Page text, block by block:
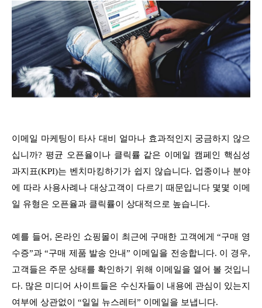
이메일 마케팅이 타사 대비 얼마나 효과적인지 궁금하지 않으
십니까? 평균 오픈율이나 클릭률 같은 이메일 캠페인 핵심성
과지표(KPI)는 벤치마킹하기가 쉽지 않습니다. 업종이나 분야
에 따라 사용사례나 대상고객이 다르기 때문입니다 몇몇 이메
일 유형은 오픈율과 클릭률이 상대적으로 높습니다.
예를 들어, 온라인 쇼핑몰이 최근에 구매한 고객에게 “구매 영
수증”과 “구매 제품 발송 안내” 이메일을 전송합니다. 이 경우,
고객들은 주문 상태를 확인하기 위해 이메일을 열어 볼 것입니
다. 많은 미디어 사이트들은 수신자들이 내용에 관심이 있는지
여부에 상관없이 “일일 뉴스레터” 이메일을 보냅니다.